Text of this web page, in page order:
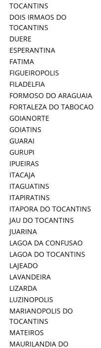
TOCANTINS
DOIS IRMAOS DO
TOCANTINS
DUERE
ESPERANTINA
FATIMA
FIGUEIROPOLIS
FILADELFIA
FORMOSO DO ARAGUAIA
FORTALEZA DO TABOCAO
GOIANORTE
GOIATINS
GUARAI
GURUPI
IPUEIRAS
ITACAJA
ITAGUATINS
ITAPIRATINS
ITAPORA DO TOCANTINS
JAU DO TOCANTINS
JUARINA
LAGOA DA CONFUSAO
LAGOA DO TOCANTINS
LAJEADO
LAVANDEIRA
LIZARDA
LUZINOPOLIS
MARIANOPOLIS DO
TOCANTINS
MATEIROS
MAURILANDIA DO